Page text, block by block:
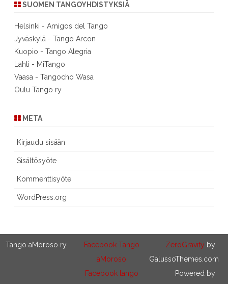
SUOMEN TANGOYHDISTYKSIÄ
Helsinki - Amigos del Tango
Jyväskylä - Tango Arcon
Kuopio - Tango Alegria
Lahti - MiTango
Vaasa - Tangocho Wasa
Oulu Tango ry
META
Kirjaudu sisään
Sisältösyöte
Kommenttisyöte
WordPress.org
Tango aMoroso ry
Facebook Tango
aMoroso
Facebook tango
ZeroGravity by
GalussoThemes.com
Powered by